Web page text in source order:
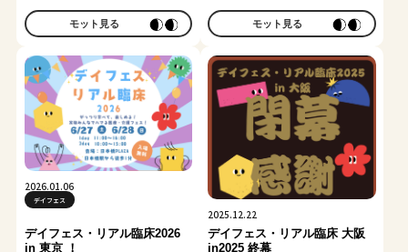
モット見る モット見る
2026.01.06
デイフェス
デイフェス・リアル臨床2026
in 東京 ！
2025.12.22
デイフェス・リアル臨床 大阪
in2025 終幕